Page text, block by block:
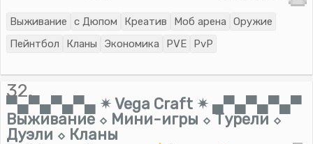
Выживание с Дюпом Креатив Моб арена
Оружие
Пейнтбол
Кланы Экономика PVE PvP
32.
▀▄▀▄▀▄▀▄ ✴ Vega Craft ✴ ▄▀▄▀▄▀▄▀
Выживание ⬦ Мини-игры ⬦ Турели ⬦
Дуэли ⬦ Кланы